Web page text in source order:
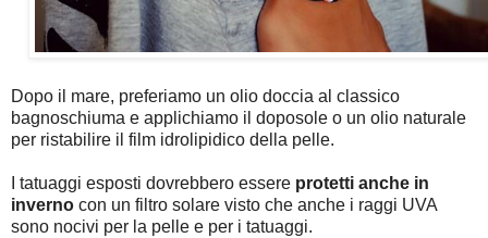
Dopo il mare, preferiamo un olio doccia al classico
bagnoschiuma e applichiamo il doposole o un olio naturale
per ristabilire il film idrolipidico della pelle.
I tatuaggi esposti dovrebbero essere protetti anche in
inverno con un filtro solare visto che anche i raggi UVA
sono nocivi per la pelle e per i tatuaggi.